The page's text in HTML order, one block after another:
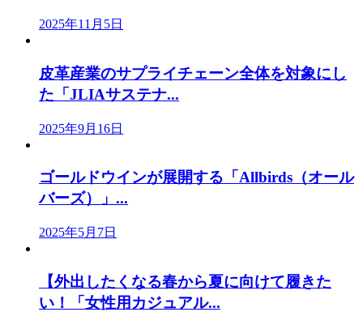
2025年11月5日
皮革産業のサプライチェーン全体を対象にし
た「JLIAサステナ...
2025年9月16日
ゴールドウインが展開する「Allbirds（オール
バーズ）」...
2025年5月7日
【外出したくなる春から夏に向けて履きた
い！「女性用カジュアル...